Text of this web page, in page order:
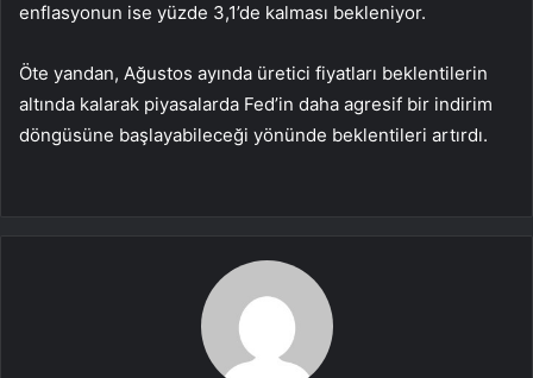
enflasyonun ise yüzde 3,1’de kalması bekleniyor.
Öte yandan, Ağustos ayında üretici fiyatları beklentilerin
altında kalarak piyasalarda Fed’in daha agresif bir indirim
döngüsüne başlayabileceği yönünde beklentileri artırdı.